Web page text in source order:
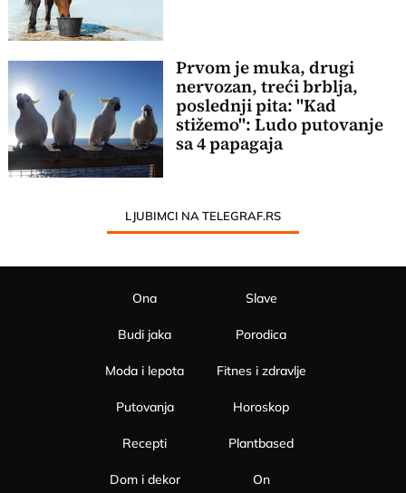
Prvom je muka, drugi
nervozan, treći brblja,
poslednji pita: "Kad
stižemo": Ludo putovanje
sa 4 papagaja
LJUBIMCI NA TELEGRAF.RS
Ona
Budi jaka
Moda i lepota
Slave
Porodica
Fitnes i zdravlje
Putovanja
Recepti
Dom i dekor
Horoskop
Plantbased
On